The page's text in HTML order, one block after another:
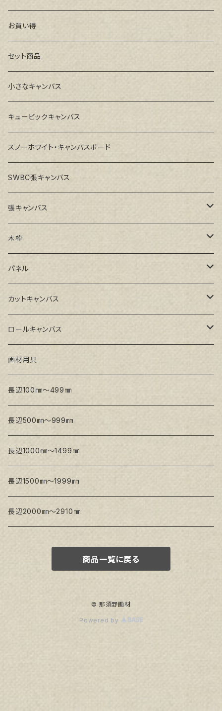
お買い得
セット商品
小さなキャンバス
キュービックキャンバス
スノーホワイト・キャンバスボード
SWBC張キャンバス
張キャンバス
GAERA F(中細目)
GAERA BA(中荒目)
GAERA GLC(中目)
トークロ イエロー(中目)
トークロ 赤SP(中目)
Snow White SPC(中目)
木枠
ルーブル米杉木枠
Paulo木枠
パネル
ラワンパネル
シナパネル
カットキャンバス
GAERA F(中細目)
GAERA BA(中荒目)
Snow White SPC(中目)
Snow White SLA(中目)
ロールキャンバス
GAERA F(中細目) / BA(中荒目)
Snow White SLA(中目)
Snow White SLH(中太目)
Snow White SPC(中目)
トークロ イエロー
生キャンバス
画材用具
長辺100㎜～499㎜
長辺500㎜～999㎜
長辺1000㎜～1499㎜
長辺1500㎜～1999㎜
長辺2000㎜～2910㎜
商品一覧に戻る
© 那須野画材
Powered by